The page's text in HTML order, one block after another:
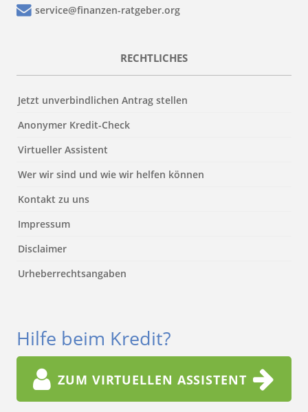
service@finanzen-ratgeber.org
RECHTLICHES
Jetzt unverbindlichen Antrag stellen
Anonymer Kredit-Check
Virtueller Assistent
Wer wir sind und wie wir helfen können
Kontakt zu uns
Impressum
Disclaimer
Urheberrechtsangaben
Hilfe beim Kredit?
ZUM VIRTUELLEN ASSISTENT